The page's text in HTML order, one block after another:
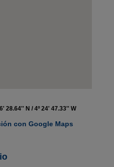
28.64'' N / 4º 24' 47.33'' W
con Google Maps